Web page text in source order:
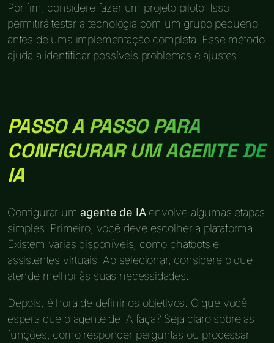
Por fim, considere fazer um projeto piloto. Isso
permitirá testar a tecnologia com um grupo pequeno
antes de uma implementação completa. Esse método
ajuda a identificar possíveis problemas e ajustes.
PASSO A PASSO PARA
CONFIGURAR UM AGENTE DE
IA
Configurar umagente de IAenvolve algumas etapas
simples. Primeiro, você deve escolher a plataforma.
Existem várias disponíveis, como chatbots e
assistentes virtuais. Ao selecionar, considere o que
atende melhor às suas necessidades.
Depois, é hora de definir os objetivos. O que você
espera que o agente de IA faça? Seja claro sobre as
funções, como responder perguntas ou processar